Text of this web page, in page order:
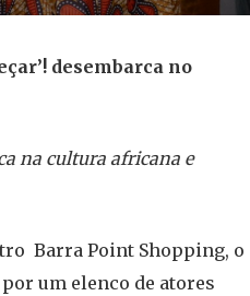
desembarca no
na cultura africana e
Barra Point Shopping, o
um elenco de atores